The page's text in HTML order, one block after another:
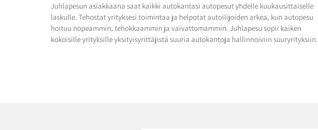
Juhlapesun asiakkaana saat kaikki autokantasi autopesut yhdelle kuukausittaiselle
laskulle. Tehostat yrityksesi toimintaa ja helpotat autoilijoiden arkea, kun autopesu
hoituu nopeammin, tehokkaammin ja vaivattomammin. Juhlapesu sopii kaiken
kokoisille yrityksille yksityisyrittäjistä suuria autokantoja hallinnoiviin suuryrityksiin.